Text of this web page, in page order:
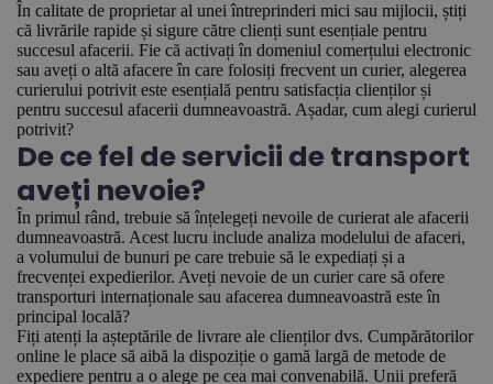
În calitate de proprietar al unei întreprinderi mici sau mijlocii, știți
că livrările rapide și sigure către clienți sunt esențiale pentru
succesul afacerii. Fie că activați în domeniul comerțului electronic
sau aveți o altă afacere în care folosiți frecvent un curier, alegerea
curierului potrivit este esențială pentru satisfacția clienților și
pentru succesul afacerii dumneavoastră. Așadar, cum alegi curierul
potrivit?
De ce fel de servicii de transport
aveți nevoie?
În primul rând, trebuie să înțelegeți nevoile de curierat ale afacerii
dumneavoastră. Acest lucru include analiza modelului de afaceri,
a volumului de bunuri pe care trebuie să le expediați și a
frecvenței expedierilor. Aveți nevoie de un curier care să ofere
transporturi internaționale sau afacerea dumneavoastră este în
principal locală?
Fiți atenți la așteptările de livrare ale clienților dvs. Cumpărătorilor
online le place să aibă la dispoziție o gamă largă de metode de
expediere pentru a o alege pe cea mai convenabilă. Unii preferă